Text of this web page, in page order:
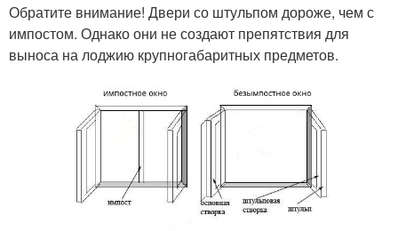
Обратите внимание! Двери со штульпом дороже, чем с
импостом. Однако они не создают препятствия для
выноса на лоджию крупногабаритных предметов.